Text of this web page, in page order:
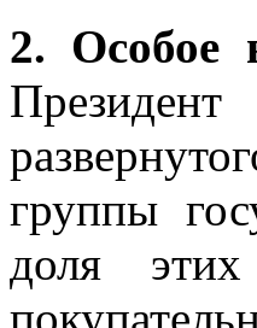
2. Особое
группы
доля